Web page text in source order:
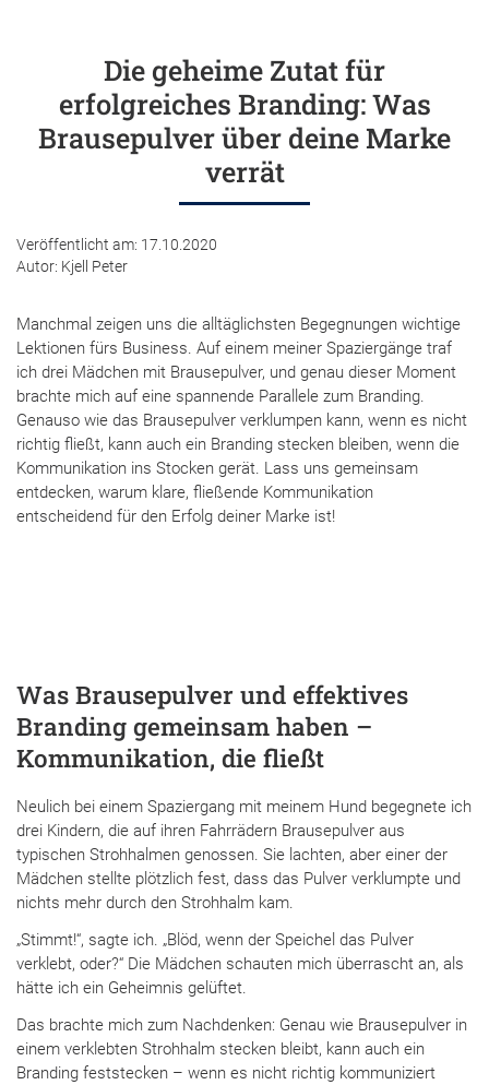
Die geheime Zutat für
erfolgreiches Branding: Was
Brausepulver über deine Marke
verrät
Veröffentlicht am: 17.10.2020
Autor: Kjell Peter
Manchmal zeigen uns die alltäglichsten Begegnungen wichtige
Lektionen fürs Business. Auf einem meiner Spaziergänge traf
ich drei Mädchen mit Brausepulver, und genau dieser Moment
brachte mich auf eine spannende Parallele zum Branding.
Genauso wie das Brausepulver verklumpen kann, wenn es nicht
richtig fließt, kann auch ein Branding stecken bleiben, wenn die
Kommunikation ins Stocken gerät. Lass uns gemeinsam
entdecken, warum klare, fließende Kommunikation
entscheidend für den Erfolg deiner Marke ist!
Was Brausepulver und effektives
Branding gemeinsam haben –
Kommunikation, die fließt
Neulich bei einem Spaziergang mit meinem Hund begegnete ich
drei Kindern, die auf ihren Fahrrädern Brausepulver aus
typischen Strohhalmen genossen. Sie lachten, aber einer der
Mädchen stellte plötzlich fest, dass das Pulver verklumpte und
nichts mehr durch den Strohhalm kam.
„Stimmt!“, sagte ich. „Blöd, wenn der Speichel das Pulver
verklebt, oder?“ Die Mädchen schauten mich überrascht an, als
hätte ich ein Geheimnis gelüftet.
Das brachte mich zum Nachdenken: Genau wie Brausepulver in
einem verklebten Strohhalm stecken bleibt, kann auch ein
Branding feststecken – wenn es nicht richtig kommuniziert